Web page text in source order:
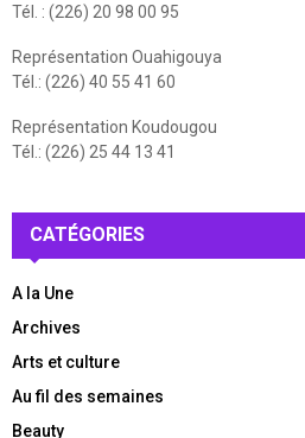
Tél. : (226) 20 98 00 95
Représentation Ouahigouya
Tél.: (226) 40 55 41 60
Représentation Koudougou
Tél.: (226) 25 44 13 41
CATÉGORIES
A la Une
Archives
Arts et culture
Au fil des semaines
Beauty